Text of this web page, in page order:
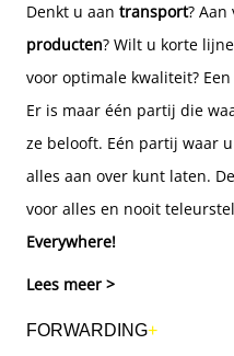
Denkt u aan transport? Aan
producten? Wilt u korte
voor optimale kwaliteit?
Er is maar één partij die
ze belooft. Eén partij waar
alles aan over kunt laten.
voor alles en nooit
Everywhere!
Lees meer >
FORWARDING+